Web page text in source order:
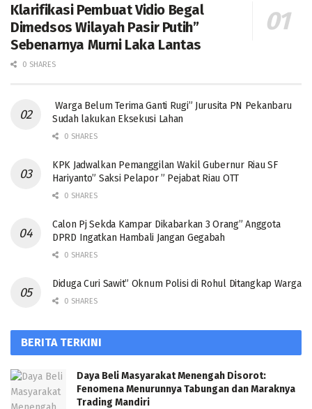
Klarifikasi Pembuat Vidio Begal
Dimedsos Wilayah Pasir Putih”
Sebenarnya Murni Laka Lantas
0 SHARES
Warga Belum Terima Ganti Rugi” Jurusita PN Pekanbaru
Sudah lakukan Eksekusi Lahan
0 SHARES
KPK Jadwalkan Pemanggilan Wakil Gubernur Riau SF
Hariyanto” Saksi Pelapor ” Pejabat Riau OTT
0 SHARES
Calon Pj Sekda Kampar Dikabarkan 3 Orang” Anggota
DPRD Ingatkan Hambali Jangan Gegabah
0 SHARES
Diduga Curi Sawit” Oknum Polisi di Rohul Ditangkap Warga
0 SHARES
BERITA TERKINI
Daya Beli Masyarakat Menengah Disorot:
Fenomena Menurunnya Tabungan dan Maraknya
Trading Mandiri